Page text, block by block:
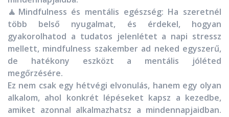
🧘‍ Mindfulness és mentális egészség: Ha szeretnél
több belső nyugalmat, és érdekel, hogyan
gyakorolhatod a tudatos jelenlétet a napi stressz
mellett, mindfulness szakember ad neked egyszerű,
de hatékony eszközt a mentális jóléted
megőrzésére.
Ez nem csak egy hétvégi elvonulás, hanem egy olyan
alkalom, ahol konkrét lépéseket kapsz a kezedbe,
amiket azonnal alkalmazhatsz a mindennapjaidban.